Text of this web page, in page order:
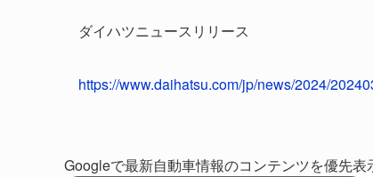
ダイハツニュースリリース
https://www.daihatsu.com/jp/news/2024/
Googleで最新自動車情報のコンテンツを優先表